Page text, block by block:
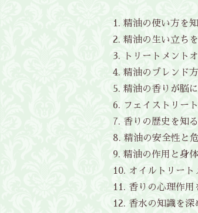
精油の使い方を
精油の生い立ち
トリートメント
精油のブレンド
精油の香りが脳
フェイストリー
香りの歴史を知る
精油の安全性と
精油の作用と身
オイルトリート
香りの心理作用
香水の知識を深